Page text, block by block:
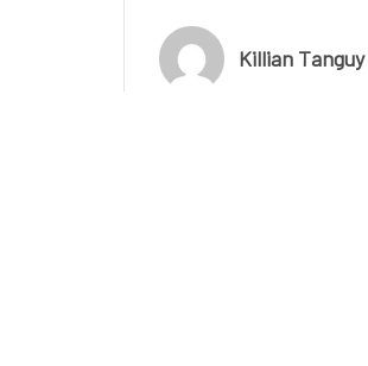
Killian Tanguy